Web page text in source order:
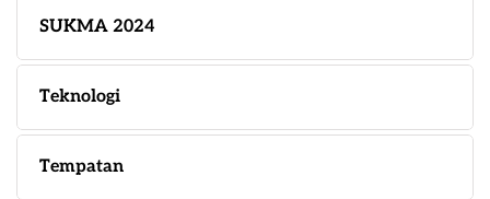
SUKMA 2024
Teknologi
Tempatan